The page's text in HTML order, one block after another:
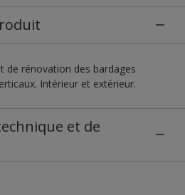
de rénovation des bardages
Intérieur et extérieur.
et de